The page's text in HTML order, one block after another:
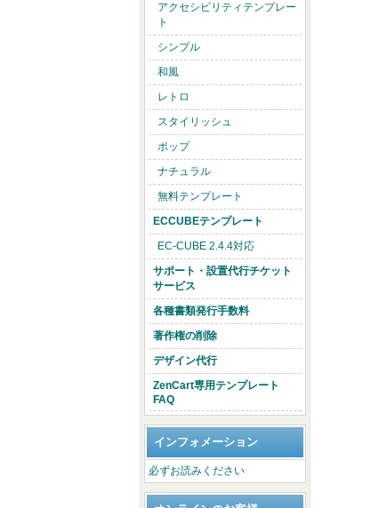
アクセシビリティテンプレー
ト
シンプル
和風
レトロ
スタイリッシュ
ポップ
ナチュラル
無料テンプレート
ECCUBEテンプレート
EC-CUBE 2.4.4対応
サポート・設置代行チケット
サービス
各種書類発行手数料
著作権の削除
デザイン代行
ZenCart専用テンプレート
FAQ
インフォメーション
必ずお読みください